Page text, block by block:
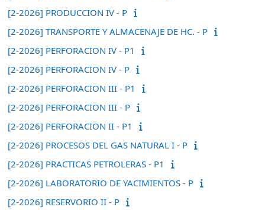
[2-2026] PRODUCCION IV - P
[2-2026] TRANSPORTE Y ALMACENAJE DE HC. - P
[2-2026] PERFORACION IV - P1
[2-2026] PERFORACION IV - P
[2-2026] PERFORACION III - P1
[2-2026] PERFORACION III - P
[2-2026] PERFORACION II - P1
[2-2026] PROCESOS DEL GAS NATURAL I - P
[2-2026] PRACTICAS PETROLERAS - P1
[2-2026] LABORATORIO DE YACIMIENTOS - P
[2-2026] RESERVORIO II - P